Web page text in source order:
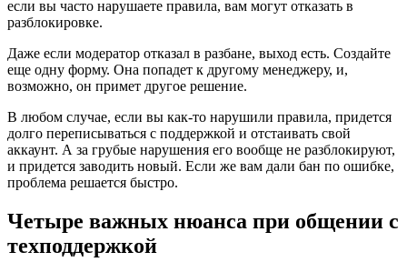
если вы часто нарушаете правила, вам могут отказать в
разблокировке.
Даже если модератор отказал в разбане, выход есть. Создайте
еще одну форму. Она попадет к другому менеджеру, и,
возможно, он примет другое решение.
В любом случае, если вы как-то нарушили правила, придется
долго переписываться с поддержкой и отстаивать свой
аккаунт. А за грубые нарушения его вообще не разблокируют,
и придется заводить новый. Если же вам дали бан по ошибке,
проблема решается быстро.
Четыре важных нюанса при общении с
техподдержкой